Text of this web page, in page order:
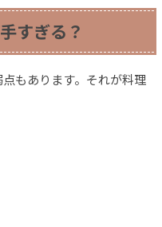
すぎる？
もあります。それが料理